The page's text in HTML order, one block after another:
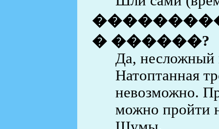
� ������?
Да, несложный
Натоптанная
невозможно.
можно пройти